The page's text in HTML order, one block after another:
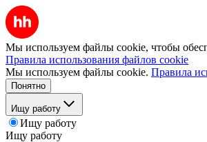
Мы используем файлы cookie, чтобы
Правила использования файлов cookie
Мы используем файлы cookie. Правила
Понятно
Ищу работу
Ищу работу
Ищу работу